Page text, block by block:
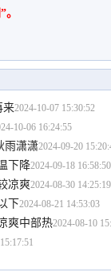
来2024-10-07 15:30:52
10-06 16:24:55
雨潇潇2024-09-20
下降2024-09-18 16:58:50
凉爽2024-08-30 14:25:19
下2024-08-21 14:53:03
爽中部热2024-08-10